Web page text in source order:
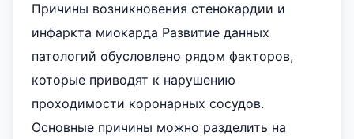
Причины возникновения стенокардии и
инфаркта миокарда Развитие данных
патологий обусловлено рядом факторов,
которые приводят к нарушению
проходимости коронарных сосудов.
Основные причины можно разделить на